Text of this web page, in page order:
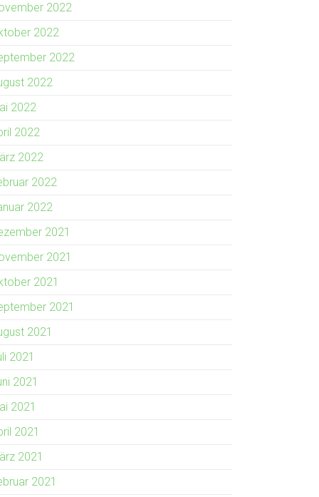
2022
2022
2022
2022
2022
2022
2022
2022
2022
2021
2021
2021
2021
2021
2021
2021
2021
2021
2021
2021